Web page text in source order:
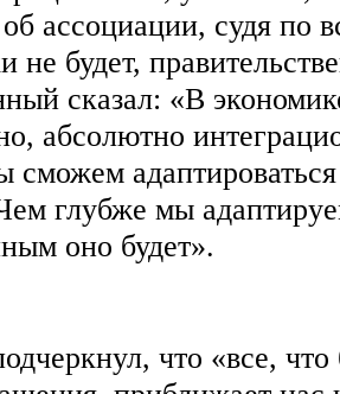
ассоциации, судя по
не будет,
сказал: «В
абсолютно
сможем
глубже мы
оно будет».
что «все, что